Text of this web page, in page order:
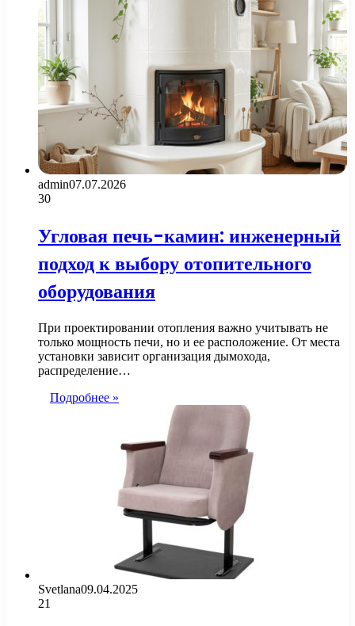
admin07.07.2026
30
Угловая печь-камин: инженерный
подход к выбору отопительного
оборудования
При проектировании отопления важно учитывать не
только мощность печи, но и ее расположение. От места
установки зависит организация дымохода,
распределение…
Подробнее »
Svetlana09.04.2025
21